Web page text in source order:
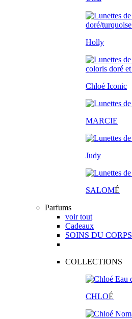
Holly
Chloé Iconic
MARCIE
Judy
SALOMÉ
Parfums
voir tout
Cadeaux
SOINS DU CORPS
COLLECTIONS
CHLOÉ